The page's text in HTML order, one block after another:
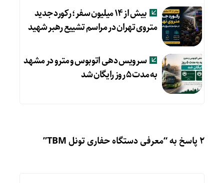
بیش از ۱۴ میلیون سفر؛ رکورد جدید
متروی تهران در مراسم تشییع رهبر شهید
سرویس دهی اتوبوس و مترو در مشهد
به مدت ۵ روز رایگان شد
2 پاسخ به “معرفی دستگاه حفاری تونل TBM”